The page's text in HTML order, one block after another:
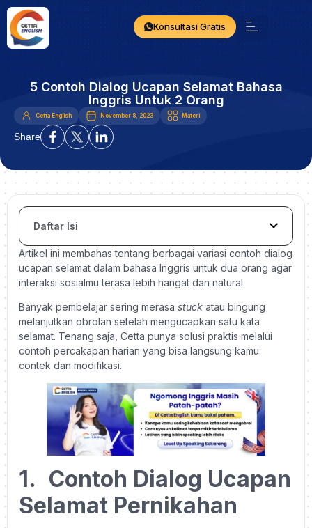
Konsultasi Gratis
5 Contoh Dialog Ucapan Selamat Bahasa
Inggris Untuk 2 Orang
Cetta English November 8, 2023 Materi
Share
Daftar Isi
Artikel ini membahas tentang berbagai variasi contoh dialog
ucapan selamat dalam bahasa Inggris untuk dua orang agar
interaksi sosialmu terasa lebih hangat dan natural.
Banyak pembelajar sering merasa stuck atau bingung
melanjutkan obrolan setelah mengucapkan satu kata
selamat. Tenang saja, Cetta punya solusi praktis melalui
contoh percakapan harian yang bisa langsung kamu
contek dan modifikasi.
1. Contoh Dialog Ucapan
Selamat Pernikahan